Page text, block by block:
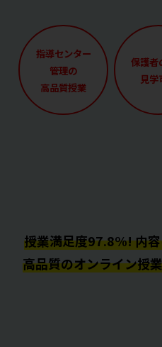
指導センター
管理の
高品質授業
保護者
見学
授業満足度97.8%! 内
高品質のオンライン授